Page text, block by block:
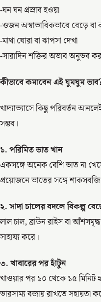
-ঘন ঘন প্রস্রাব হওয়া
-ওজন অস্বাভাবিকভাবে বেড়ে বা
-মাথা ঘোরা বা ঝাপসা দেখা
-সারাদিন শক্তির অভাব অনুভব
কীভাবে কমাবেন এই ঘুমঘুম
খাদ্যাভ্যাসে কিছু পরিবর্তন
সম্ভব।
১. পরিমিত ভাত খান
একসঙ্গে অনেক বেশি ভাত না
প্রয়োজনে ভাতের সঙ্গে
২. সাদা চালের বদলে বিকল্প
লাল চাল, ব্রাউন রাইস বা
সাহায্য করে।
৩. খাবারের পর হাঁটুন
খাওয়ার পর ১০ থেকে ১৫ মিনিট
ভারসাম্য বজায় রাখতে সহায়তা